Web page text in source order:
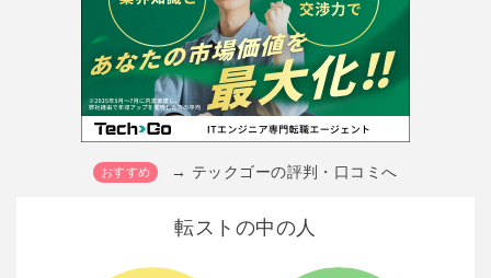
→ テックゴーの評判・口コミへ
転ストの中の人